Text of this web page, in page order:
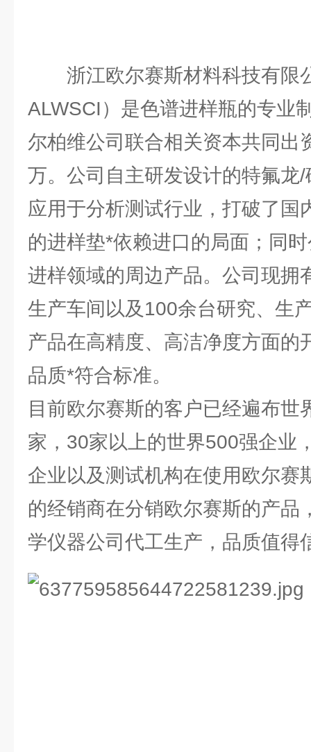
浙江欧尔赛斯材料科技有限
ALWSCI）是色谱进样瓶的专业
尔柏维公司联合相关资本共同出
万。公司自主研发设计的特氟龙
应用于分析测试行业，打破了国
的进样垫*依赖进口的局面；同
进样领域的周边产品。公司现拥
生产车间以及100余台研究、生
产品在高精度、高洁净度方面的
品质*符合标准。
目前欧尔赛斯的客户已经遍布世
家，30家以上的世界500强企业
企业以及测试机构在使用欧尔赛
的经销商在分销欧尔赛斯的产品
学仪器公司代工生产，品质值得